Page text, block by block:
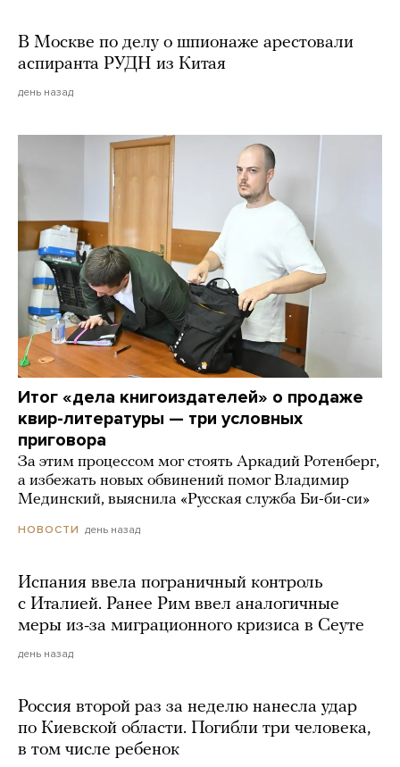
В Москве по делу о шпионаже арестовали
аспиранта РУДН из Китая
день назад
Итог «дела книгоиздателей» о продаже
квир-литературы — три условных
приговора
За этим процессом мог стоять Аркадий Ротенберг,
а избежать новых обвинений помог Владимир
Мединский, выяснила «Русская служба Би-би-си»
НОВОСТИ день назад
Испания ввела пограничный контроль
с Италией. Ранее Рим ввел аналогичные
меры из-за миграционного кризиса в Сеуте
день назад
Россия второй раз за неделю нанесла удар
по Киевской области. Погибли три человека,
в том числе ребенок